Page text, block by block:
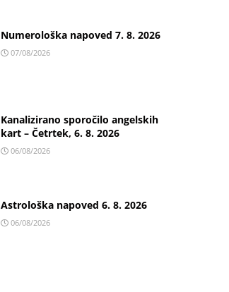
Numerološka napoved 7. 8. 2026
07/08/2026
Kanalizirano sporočilo angelskih
kart – Četrtek, 6. 8. 2026
06/08/2026
Astrološka napoved 6. 8. 2026
06/08/2026